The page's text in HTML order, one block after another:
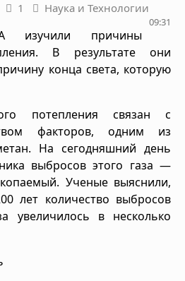
1 Наука и Технологии
09:31
причины
В результате они
конца света, которую
потепления связан с
факторов, одним из
На сегодняшний день
выбросов этого газа —
Ученые выяснили,
лет количество выбросов
увеличилось в несколько